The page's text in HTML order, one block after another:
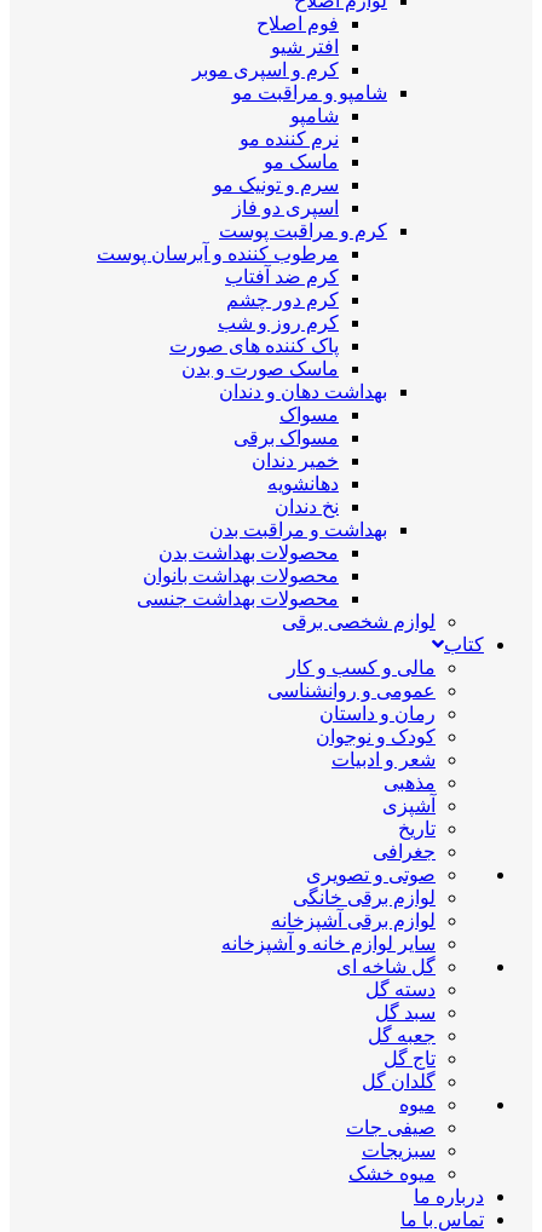
فوم اصلاح
افتر شیو
کرم و اسپری موبر
شامپو و مراقبت مو
شامپو
نرم کننده مو
ماسک مو
سرم و تونیک مو
اسپری دو فاز
کرم و مراقبت پوست
مرطوب کننده و آبرسان پوست
کرم ضد آفتاب
کرم دور چشم
کرم روز و شب
پاک کننده های صورت
ماسک صورت و بدن
بهداشت دهان و دندان
مسواک
مسواک برقی
خمیر دندان
دهانشویه
نخ دندان
بهداشت و مراقبت بدن
محصولات بهداشت بدن
محصولات بهداشت بانوان
محصولات بهداشت جنسی
لوازم شخصی برقی
کتاب
مالی و کسب و کار
عمومی و روانشناسی
رمان و داستان
کودک و نوجوان
شعر و ادبیات
مذهبی
آشپزی
تاریخ
جغرافی
صوتی و تصویری
لوازم برقی خانگی
لوازم برقی آشپزخانه
سایر لوازم خانه و آشپزخانه
گل شاخه ای
دسته گل
سبد گل
جعبه گل
تاج گل
گلدان گل
میوه
صیفی جات
سبزیجات
میوه خشک
درباره ما
تماس با ما